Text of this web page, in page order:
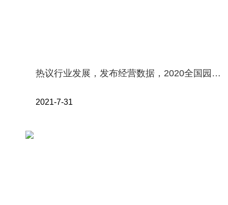
热议行业发展，发布经营数据，2020全国园林50强企业齐聚上海
2021-7-31